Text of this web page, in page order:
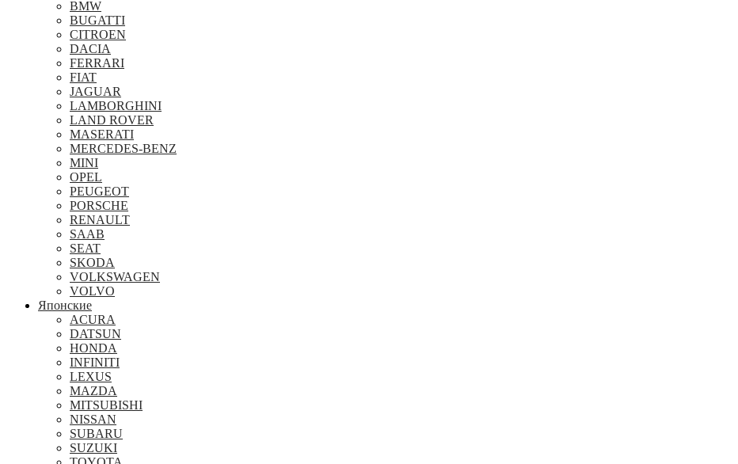
BMW
BUGATTI
CITROEN
DACIA
FERRARI
FIAT
JAGUAR
LAMBORGHINI
LAND ROVER
MASERATI
MERCEDES-BENZ
MINI
OPEL
PEUGEOT
PORSCHE
RENAULT
SAAB
SEAT
SKODA
VOLKSWAGEN
VOLVO
Японские
ACURA
DATSUN
HONDA
INFINITI
LEXUS
MAZDA
MITSUBISHI
NISSAN
SUBARU
SUZUKI